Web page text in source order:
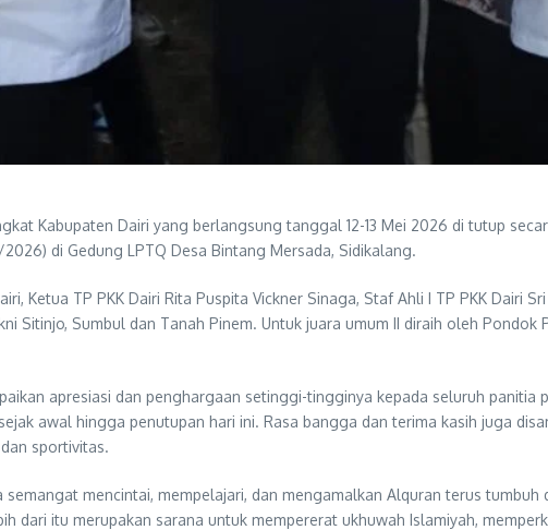
Kabupaten Dairi yang berlangsung tanggal 12-13 Mei 2026 di tutup
di Gedung LPTQ Desa Bintang Mersada, Sidikalang.
Ketua TP PKK Dairi Rita Puspita Vickner Sinaga, Staf Ahli I TP PKK Dairi
Sitinjo, Sumbul dan Tanah Pinem. Untuk juara umum II diraih oleh
apresiasi dan penghargaan setinggi-tingginya kepada seluruh
awal hingga penutupan hari ini. Rasa bangga dan terima kasih juga
sportivitas.
mencintai, mempelajari, dan mengamalkan Alquran terus
dari itu merupakan sarana untuk mempererat ukhuwah Islamiyah,